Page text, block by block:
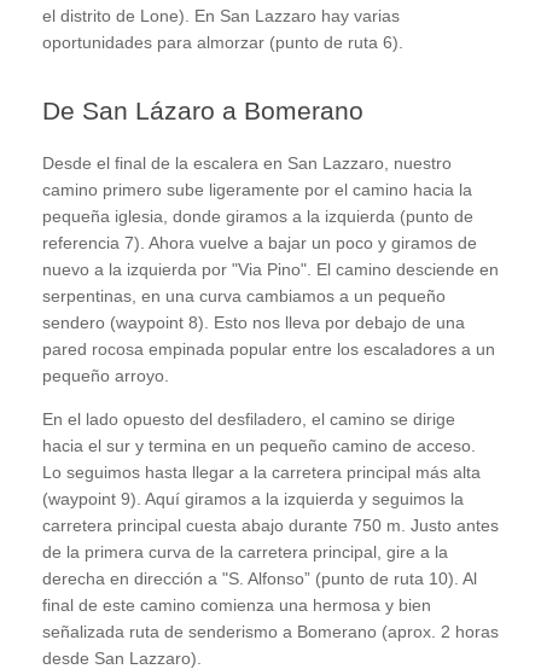
el distrito de Lone). En San Lazzaro hay varias
oportunidades para almorzar (punto de ruta 6).
De San Lázaro a Bomerano
Desde el final de la escalera en San Lazzaro, nuestro
camino primero sube ligeramente por el camino hacia la
pequeña iglesia, donde giramos a la izquierda (punto de
referencia 7). Ahora vuelve a bajar un poco y giramos de
nuevo a la izquierda por "Via Pino". El camino desciende en
serpentinas, en una curva cambiamos a un pequeño
sendero (waypoint 8). Esto nos lleva por debajo de una
pared rocosa empinada popular entre los escaladores a un
pequeño arroyo.
En el lado opuesto del desfiladero, el camino se dirige
hacia el sur y termina en un pequeño camino de acceso.
Lo seguimos hasta llegar a la carretera principal más alta
(waypoint 9). Aquí giramos a la izquierda y seguimos la
carretera principal cuesta abajo durante 750 m. Justo antes
de la primera curva de la carretera principal, gire a la
derecha en dirección a "S. Alfonso” (punto de ruta 10). Al
final de este camino comienza una hermosa y bien
señalizada ruta de senderismo a Bomerano (aprox. 2 horas
desde San Lazzaro).